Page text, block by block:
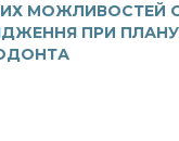
МОЖЛИВОСТЕЙ
ПРИ